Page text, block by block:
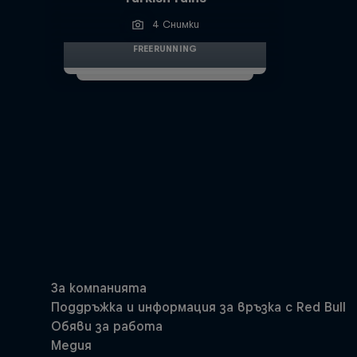
4 Снимки
FREERUNNING